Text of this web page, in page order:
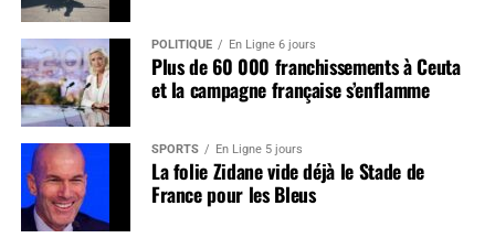
POLITIQUE En Ligne 6 jours
Plus de 60 000 franchissements à Ceuta
et la campagne française s’enflamme
SPORTS En Ligne 5 jours
La folie Zidane vide déjà le Stade de
France pour les Bleus